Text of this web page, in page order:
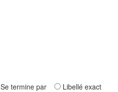
Se termine par Libellé exact